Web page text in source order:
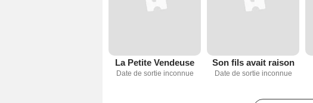
La Petite Vendeuse
Date de sortie inconnue
Son fils avait raison
Date de sortie inconnue